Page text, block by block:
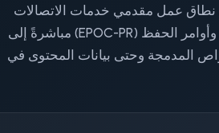
صراحةً في نطاق عمل مقدمي خدمات الاتصالات
الإلكترونية. يمكن لسلطات إنفاذ القانون في جميع أنحاء أوروبا الآن إصدار أوامر الإنتاج الأوروبية (EPOC) وأوامر الحفظ (EPOC-PR) مباشرةً إلى
المدمجة وحتى بيانات المحتوى في